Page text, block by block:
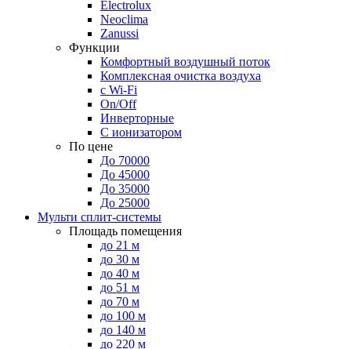
Electrolux
Neoclima
Zanussi
Функции
Комфортный воздушный поток
Комплексная очистка воздуха
с Wi-Fi
On/Off
Инверторные
С ионизатором
По цене
До 70000
До 45000
До 35000
До 25000
Мульти сплит-системы
Площадь помещения
до 21 м
до 30 м
до 40 м
до 51 м
до 70 м
до 100 м
до 140 м
до 220 м